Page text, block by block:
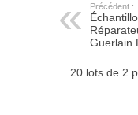
Précédent :
Guerlain
20 lots de 2